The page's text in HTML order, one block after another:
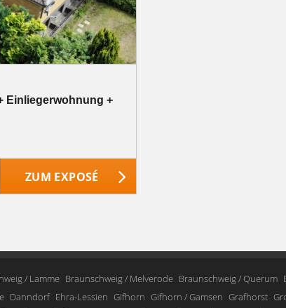
Einliegerwohnung +
ZUM EXPOSÉ
/ Lamme Braunschweig / Melverode Braunschweig / Querum
Danndorf Ehra-Lessien Gifhorn Gifhorn / Gamsen Grafhorst